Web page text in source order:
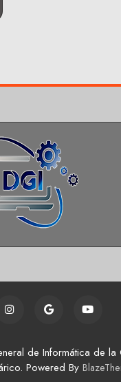
de Informática de
Powered By